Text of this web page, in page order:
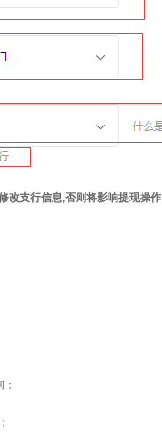
改支行信息,否则将影响提现操作